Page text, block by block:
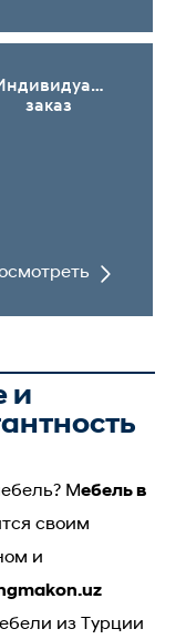
заказ
и
Мебель в
своим
и
из Турции